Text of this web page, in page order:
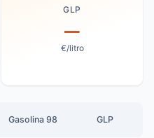
GLP
—
€/litro
Gasolina 98 GLP